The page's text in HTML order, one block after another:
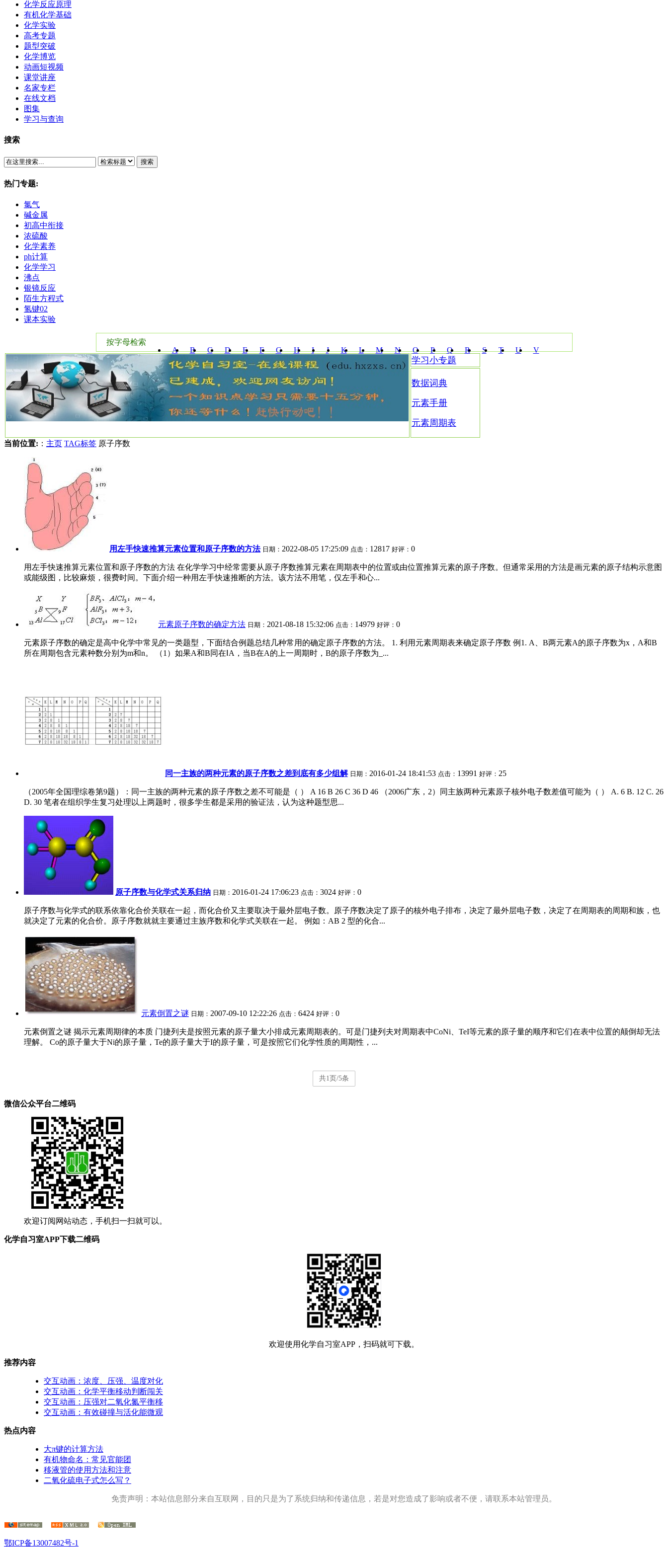
化学反应原理
有机化学基础
化学实验
高考专题
题型突破
化学博览
动画短视频
课堂讲座
名家专栏
在线文档
图集
学习与查询
搜索
搜索
热门专题:
氯气
碱金属
初高中衔接
浓硫酸
化学素养
ph计算
化学学习
沸点
银镜反应
陌生方程式
氢键02
课本实验
按字母检索
A
B C D E F G H I J K L M N O P Q R S T U V
W X Y Z
学习小专题
数据词典
元素手册
元素周期表
当前位置: ： 主页 TAG标签 原子序数
用左手快速推算元素位置和原子序数的方法 日期： 2022-08-05 17:25:09 点击： 12817 好评： 0
用左手快速推算元素位置和原子序数的方法 在化学学习中经常需要从原子序数推算元素在周期表中的位置或由位置推算元素的原子序数。但通常采用的方法是画元素的原子结构示意图
或能级图，比较麻烦，很费时间。下面介绍一种用左手快速推断的方法。该方法不用笔，仅左手和心...
元素原子序数的确定方法 日期： 2021-08-18 15:32:06 点击： 14979 好评： 0
元素原子序数的确定是高中化学中常见的一类题型，下面结合例题总结几种常用的确定原子序数的方法。 1. 利用元素周期表来确定原子序数 例1. A、B两元素A的原子序数为x，A和B
所在周期包含元素种数分别为m和n。 （1）如果A和B同在ⅠA，当B在A的上一周期时，B的原子序数为_...
同一主族的两种元素的原子序数之差到底有多少组解 日期： 2016-01-24 18:41:53 点击： 13991 好评： 25
（2005年全国理综卷第9题）：同一主族的两种元素的原子序数之差不可能是（ ） A 16 B 26 C 36 D 46 （2006广东，2）同主族两种元素原子核外电子数差值可能为（ ） A. 6 B. 12 C. 26
D. 30 笔者在组织学生复习处理以上两题时，很多学生都是采用的验证法，认为这种题型思...
原子序数与化学式关系归纳 日期： 2016-01-24 17:06:23 点击： 3024 好评： 0
原子序数与化学式的联系依靠化合价关联在一起，而化合价又主要取决于最外层电子数。原子序数决定了原子的核外电子排布，决定了最外层电子数，决定了在周期表的周期和族，也
就决定了元素的化合价。原子序数就就主要通过主族序数和化学式关联在一起。 例如：AB 2 型的化合...
元素倒置之谜 日期： 2007-09-10 12:22:26 点击： 6424 好评： 0
元素倒置之谜 揭示元素周期律的本质 门捷列夫是按照元素的原子量大小排成元素周期表的。可是门捷列夫对周期表中CoNi、TeI等元素的原子量的顺序和它们在表中位置的颠倒却无法
理解。 Co的原子量大于Ni的原子量，Te的原子量大于I的原子量，可是按照它们化学性质的周期性，...
共1页/5条
微信公众平台二维码
欢迎订阅网站动态，手机扫一扫就可以。
化学自习室APP下载二维码
欢迎使用化学自习室APP，扫码就可下载。
推荐内容
交互动画：浓度、压强、温度对化
交互动画：化学平衡移动判断闯关
交互动画：压强对二氧化氮平衡移
交互动画：有效碰撞与活化能微观
热点内容
大π键的计算方法
有机物命名：常见官能团
移液管的使用方法和注意
二氧化硫电子式怎么写？
免责声明：本站信息部分来自互联网，目的只是为了系统归纳和传递信息，若是对您造成了影响或者不便，请联系本站管理员。
鄂ICP备13007482号-1